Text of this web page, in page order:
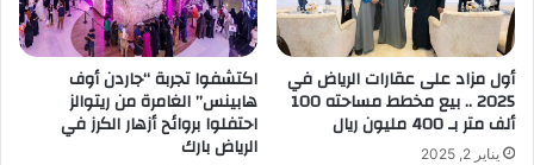
أول مزاد على عقارات الرياض في
2025 .. بيع مخطط مساحته 100
ألف متر بـ 400 مليون ريال
يناير 2, 2025
اكتشفوا تجربة “جاردن أوف
هابينس” الغامرة من ريتوالز
احتفلوا بروائح أزهار الكرز في
الرياض بارك